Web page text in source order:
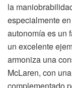
la
especialmente
autonomía es un
un excelente
armoniza una
McLaren, con